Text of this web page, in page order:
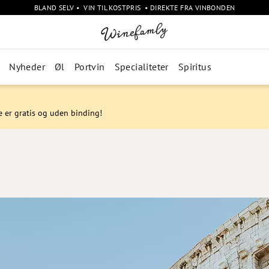
BLAND SELV • VIN TIL KOSTPRIS • DIREKTE FRA VINBONDEN
Nyheder Øl Portvin Specialiteter Spiritus
er gratis og uden binding!